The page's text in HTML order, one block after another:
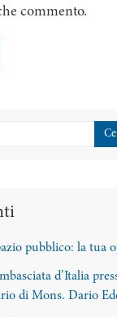
commento.
pubblico: la tua
d’Italia
di Mons. Dario